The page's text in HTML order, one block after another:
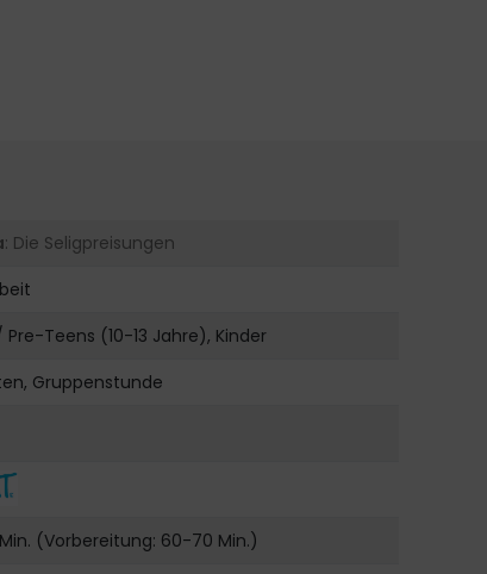
: Die Seligpreisungen
Pre-Teens (10-13 Jahre), Kinder
Gruppenstunde
(Vorbereitung: 60-70 Min.)